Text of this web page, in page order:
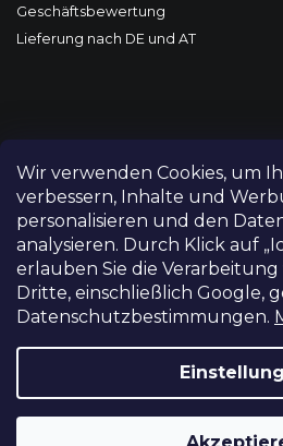
Wir verwenden Cookies, um
verbessern, Inhalte und
personalisieren und den
analysieren. Durch Klick auf
erlauben Sie die
Dritte, einschließlich Google,
Datenschutzbestimmungen.
Geschäftsbewertung
Lieferung nach DE und AT
Erstellt von
Copyright 2026FILM-TECHNIKA.
Cookie-